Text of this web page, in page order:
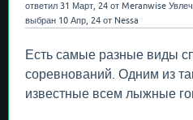
ответил 31 Март, 24 от Meranwise
выбран 10 Апр, 24 от Nessa
Есть самые разные виды
соревнований. Одним из
известные всем лыжные